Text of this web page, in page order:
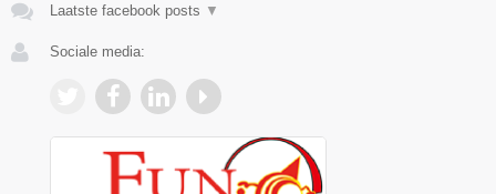
Laatste facebook posts ▼
Sociale media: